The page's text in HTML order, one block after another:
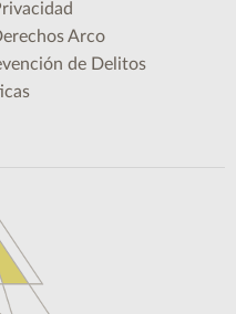
Arco
de Delitos